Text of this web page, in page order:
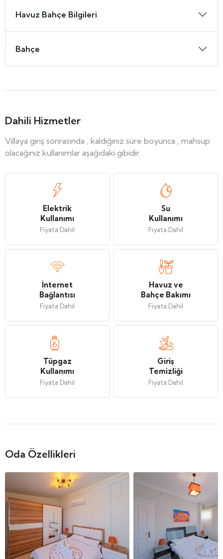
Havuz Bahçe Bilgileri
Bahçe
Dahili Hizmetler
Villaya giriş sonrasında , kaldığınız süre boyunca , mahsup
olacağınız kullanımlar aşağıdaki gibidir.
Elektrik
Kullanımı
Fiyata Dahil
Su
Kullanımı
Fiyata Dahil
İnternet
Bağlantısı
Fiyata Dahil
Havuz ve
Bahçe Bakımı
Fiyata Dahil
Tüpgaz
Kullanımı
Fiyata Dahil
Giriş
Temizliği
Fiyata Dahil
Oda Özellikleri